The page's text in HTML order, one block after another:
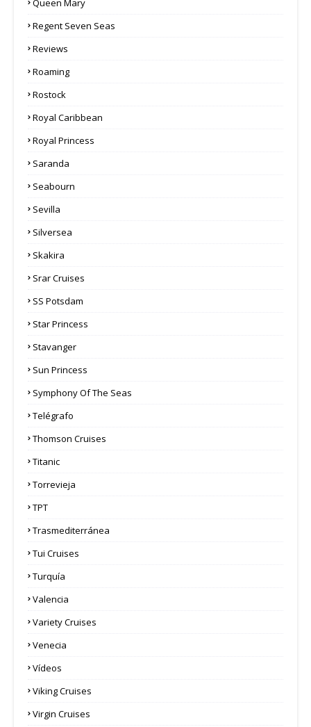
Queen Mary
Regent Seven Seas
Reviews
Roaming
Rostock
Royal Caribbean
Royal Princess
Saranda
Seabourn
Sevilla
Silversea
Skakira
Srar Cruises
SS Potsdam
Star Princess
Stavanger
Sun Princess
Symphony Of The Seas
Telégrafo
Thomson Cruises
Titanic
Torrevieja
TPT
Trasmediterránea
Tui Cruises
Turquía
Valencia
Variety Cruises
Venecia
Vídeos
Viking Cruises
Virgin Cruises